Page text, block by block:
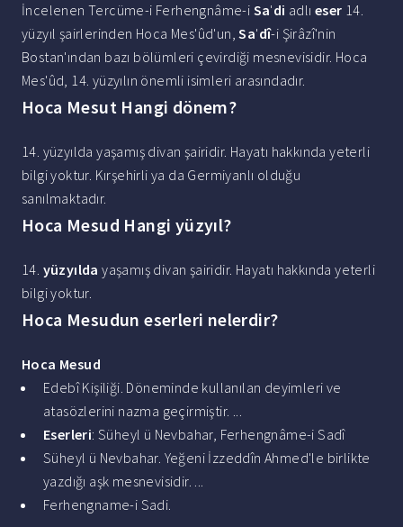
İncelenen Tercüme-i Ferhengnâme-i Sa'di adlıeser 14.
yüzyıl şairlerinden Hoca Mes'ûd'un,Sa'dî-i Şirâzî'nin
Bostan'ından bazı bölümleri çevirdiği mesnevisidir. Hoca
Mes'ûd, 14. yüzyılın önemli isimleri arasındadır.
Hoca Mesut Hangi dönem?
14. yüzyılda yaşamış divan şairidir. Hayatı hakkında yeterli
bilgi yoktur. Kırşehirli ya da Germiyanlı olduğu
sanılmaktadır.
Hoca Mesud Hangi yüzyıl?
14. yüzyılda yaşamış divan şairidir. Hayatı hakkında yeterli
bilgi yoktur.
Hoca Mesudun eserleri nelerdir?
Hoca Mesud
Edebî Kişiliği. Döneminde kullanılan deyimleri ve
atasözlerini nazma geçirmiştir. ...
Eserleri: Süheyl ü Nevbahar, Ferhengnâme-i Sadî
Süheyl ü Nevbahar. Yeğeni İzzeddîn Ahmed'le birlikte
yazdığı aşk mesnevisidir. ...
Ferhengname-i Sadi.